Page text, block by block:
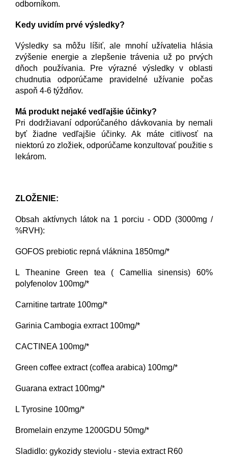
odborníkom.
Kedy uvidím prvé výsledky?
Výsledky sa môžu líšiť, ale mnohí užívatelia hlásia
zvýšenie energie a zlepšenie trávenia už po prvých
dňoch používania. Pre výrazné výsledky v oblasti
chudnutia odporúčame pravidelné užívanie počas
aspoň 4-6 týždňov.
Má produkt nejaké vedľajšie účinky?
Pri dodržiavaní odporúčaného dávkovania by nemali
byť žiadne vedľajšie účinky. Ak máte citlivosť na
niektorú zo zložiek, odporúčame konzultovať použitie s
lekárom.
ZLOŽENIE:
Obsah aktívnych látok na 1 porciu - ODD (3000mg /
%RVH):
GOFOS prebiotic repná vláknina 1850mg/*
L Theanine Green tea ( Camellia sinensis) 60%
polyfenolov 100mg/*
Carnitine tartrate 100mg/*
Garinia Cambogia exrract 100mg/*
CACTINEA 100mg/*
Green coffee extract (coffea arabica) 100mg/*
Guarana extract 100mg/*
L Tyrosine 100mg/*
Bromelain enzyme 1200GDU 50mg/*
Sladidlo: gykozidy steviolu - stevia extract R60